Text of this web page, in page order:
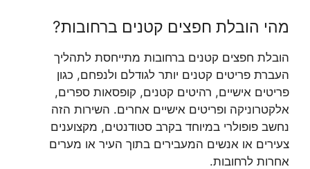
מהי הובלת חפצים קטנים ברחובות?
הובלת חפצים קטנים ברחובות מתייחסת לתהליך
העברת פריטים קטנים יותר לגודלם ולנפחם, כגון
פריטים אישיים, רהיטים קטנים, קופסאות ספרים,
אלקטרוניקה ופריטים אישיים אחרים. השירות הזה
נחשב פופולרי במיוחד בקרב סטודנטים, מקצוענים
צעירים או אנשים המעבירים בתוך העיר או מערים
אחרות לרחובות.